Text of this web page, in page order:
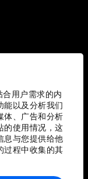
用户需求的内
能以及分析我们
体、广告和分析
的使用情况，这
息与您提供给他
过程中收集的其